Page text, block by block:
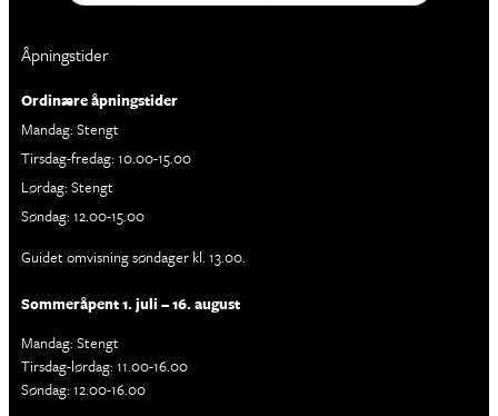
Åpningstider
Ordinære åpningstider
Mandag: Stengt
Tirsdag-fredag: 10.00-15.00
Lørdag: Stengt
Søndag: 12.00-15.00
Guidet omvisning søndager kl. 13.00.
Sommeråpent 1. juli – 16. august
Mandag: Stengt
Tirsdag-lørdag: 11.00-16.00
Søndag: 12.00-16.00